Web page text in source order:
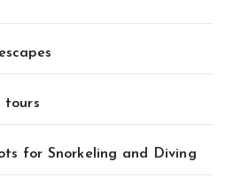
tours
for Snorkeling and Diving